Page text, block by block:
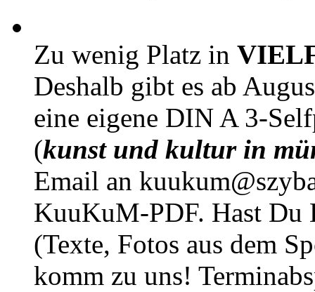
Zu wenig Platz in
Deshalb gibt es ab
eine eigene DIN A 3-
(kunst und kultur in
Email an
KuuKuM-PDF. Hast Du
(Texte, Fotos aus dem
komm zu uns!